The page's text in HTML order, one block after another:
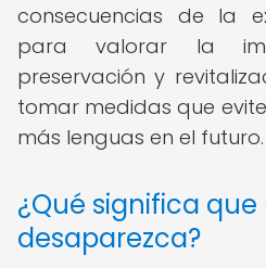
consecuencias de la
para valorar la
preservación y
tomar medidas que
más lenguas en el futuro.
¿Qué significa
desaparezca?